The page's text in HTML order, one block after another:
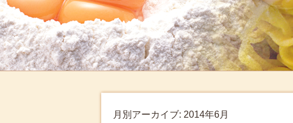
月別アーカイブ: 2014年6月